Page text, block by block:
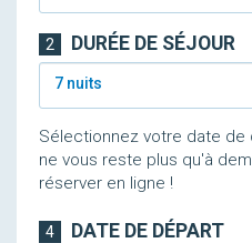
2 DURÉE DE SÉJOUR
7 nuits
Sélectionnez votre date de
ne vous reste plus qu'à
réserver en ligne !
4 DATE DE DÉPART